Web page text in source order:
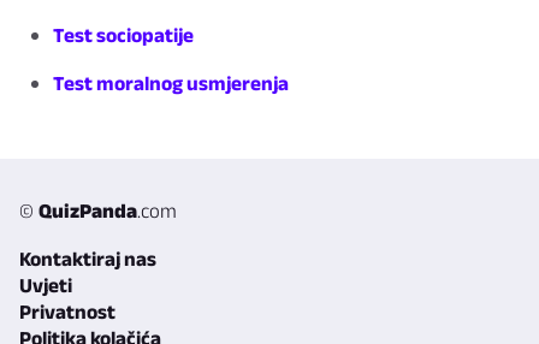
Test sociopatije
Test moralnog usmjerenja
© QuizPanda.com
Kontaktiraj nas
Uvjeti
Privatnost
Politika kolačića